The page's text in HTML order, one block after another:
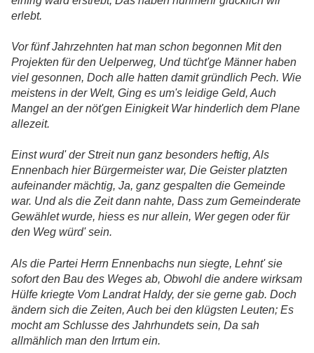
erlebt.
Vor fünf Jahrzehnten hat man schon begonnen Mit den
Projekten für den Uelperweg, Und tücht'ge Männer haben
viel gesonnen, Doch alle hatten damit gründlich Pech. Wie
meistens in der Welt, Ging es um's leidige Geld, Auch
Mangel an der nöt'gen Einigkeit War hinderlich dem Plane
allezeit.
Einst wurd' der Streit nun ganz besonders heftig, Als
Ennenbach hier Bürgermeister war, Die Geister platzten
aufeinander mächtig, Ja, ganz gespalten die Gemeinde
war. Und als die Zeit dann nahte, Dass zum Gemeinderate
Gewählet wurde, hiess es nur allein, Wer gegen oder für
den Weg würd' sein.
Als die Partei Herrn Ennenbachs nun siegte, Lehnt' sie
sofort den Bau des Weges ab, Obwohl die andere wirksam
Hülfe kriegte Vom Landrat Haldy, der sie gerne gab. Doch
ändern sich die Zeiten, Auch bei den klügsten Leuten; Es
mocht am Schlusse des Jahrhundets sein, Da sah
allmählich man den Irrtum ein.